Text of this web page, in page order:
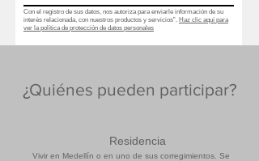
Con el registro de sus datos, nos autoriza para enviarle información de su
interés relacionada, con nuestros productos y servicios”. Haz clic aquí para
ver la política de protección de datos personales
¿Quiénes pueden participar?
Residencia
Vivir en Medellín o en uno de sus corregimientos. Se